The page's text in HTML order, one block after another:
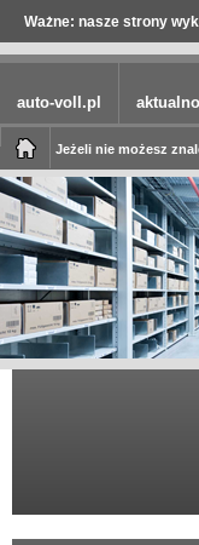
Ważne: nasze strony
auto-voll.pl
Jeżeli nie możesz